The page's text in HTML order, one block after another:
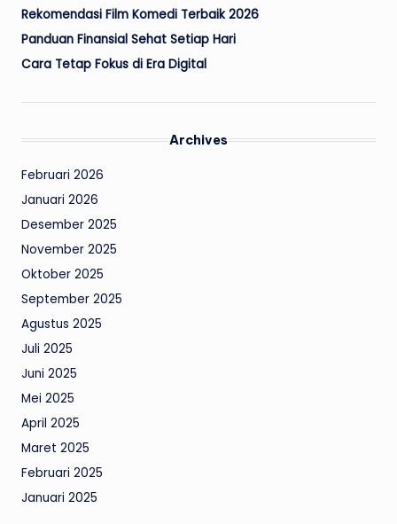
Rekomendasi Film Komedi Terbaik 2026
Panduan Finansial Sehat Setiap Hari
Cara Tetap Fokus di Era Digital
Archives
Februari 2026
Januari 2026
Desember 2025
November 2025
Oktober 2025
September 2025
Agustus 2025
Juli 2025
Juni 2025
Mei 2025
April 2025
Maret 2025
Februari 2025
Januari 2025